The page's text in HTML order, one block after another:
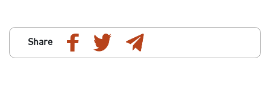
Share